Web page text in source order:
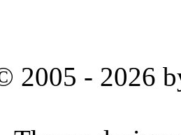
2005 - 2026